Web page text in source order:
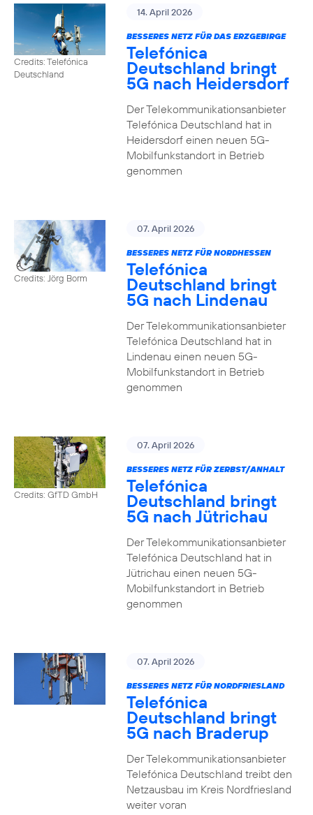
Credits: Telefónica
Deutschland
14. April 2026
BESSERES NETZ FÜR DAS ERZGEBIRGE
Telefónica
Deutschland bringt
5G nach Heidersdorf
Der Telekommunikationsanbieter
Telefónica Deutschland hat in
Heidersdorf einen neuen 5G-
Mobilfunkstandort in Betrieb
genommen
Credits: Jörg Borm
07. April 2026
BESSERES NETZ FÜR NORDHESSEN
Telefónica
Deutschland bringt
5G nach Lindenau
Der Telekommunikationsanbieter
Telefónica Deutschland hat in
Lindenau einen neuen 5G-
Mobilfunkstandort in Betrieb
genommen
Credits: GfTD GmbH
07. April 2026
BESSERES NETZ FÜR ZERBST/ANHALT
Telefónica
Deutschland bringt
5G nach Jütrichau
Der Telekommunikationsanbieter
Telefónica Deutschland hat in
Jütrichau einen neuen 5G-
Mobilfunkstandort in Betrieb
genommen
07. April 2026
BESSERES NETZ FÜR NORDFRIESLAND
Telefónica
Deutschland bringt
5G nach Braderup
Der Telekommunikationsanbieter
Telefónica Deutschland treibt den
Netzausbau im Kreis Nordfriesland
weiter voran